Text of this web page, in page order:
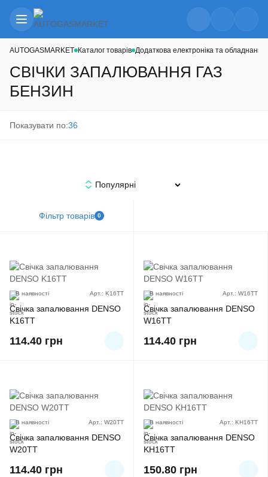
AUTOGASMARKET Каталог товарів Додаткова електроніка та обладнання
СВІЧКИ ЗАПАЛЮВАННЯ ГАЗ
БЕНЗИН
Фільтр товарів 0
Показувати по:36
Популярні
В наявності Арт.: K16TT
Свічка запалювання DENSO
K16TT
114.40 грн
В наявності Арт.: W16TT
Свічка запалювання DENSO
W16TT
114.40 грн
В наявності Арт.: W20TT
Свічка запалювання DENSO
W20TT
114.40 грн
В наявності Арт.: KH16TT
Свічка запалювання DENSO
KH16TT
150.80 грн